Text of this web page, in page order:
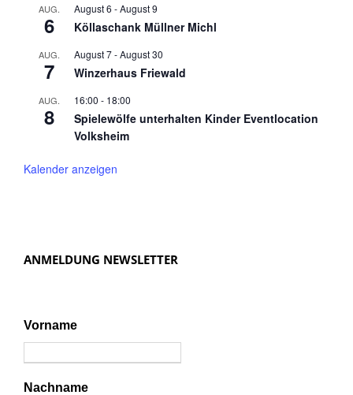
AUG.
6
August 6 -August 9
Köllaschank Müllner Michl
AUG.
7
August 7-August 30
Winzerhaus Friewald
AUG.
8
16:00 - 18:00
Spielewölfe unterhalten Kinder Eventlocation
Volksheim
Kalender anzeigen
ANMELDUNG NEWSLETTER
Vorname
Nachname